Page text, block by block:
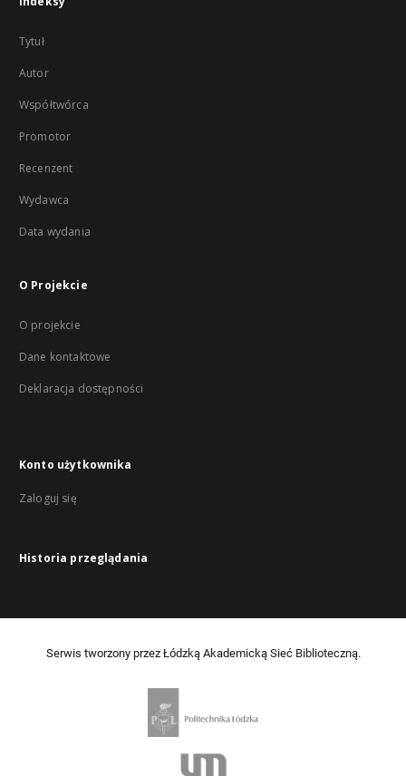
Tytuł
Autor
Współtwórca
Promotor
Recenzent
Wydawca
Data wydania
O Projekcie
O projekcie
Dane kontaktowe
Deklaracja dostępności
Konto użytkownika
Zaloguj się
Historia przeglądania
Serwis tworzony przez Łódzką Akademicką Sieć Biblioteczną.